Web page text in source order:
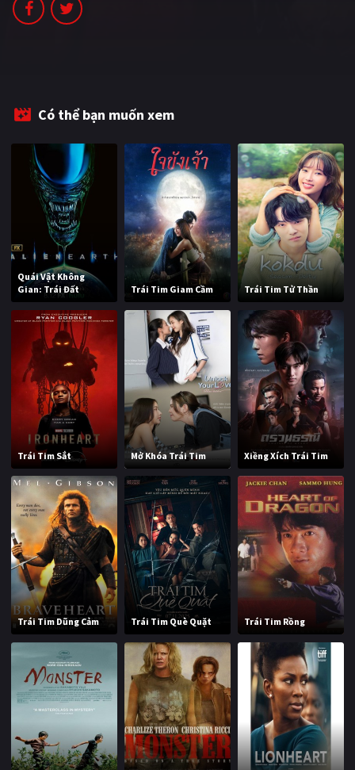
TUYỂN TẬP PHIM
Có thể bạn muốn xem
Quái Vật Không
Gian: Trái Đất
Trái Tim Giam Cầm Trái Tim Tử Thần
Trái Tim Sắt Mở Khóa Trái Tim Xiềng Xích Trái Tim
Trái Tim Dũng Cảm Trái Tim Què Quặt Trái Tim Rồng